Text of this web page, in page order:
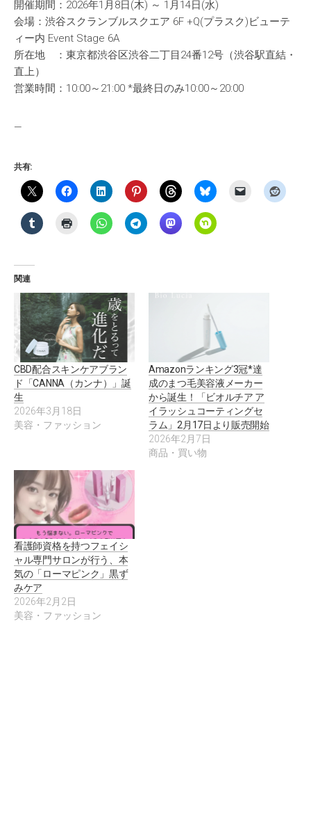
開催期間：2026年1月8日(木) ～ 1月14日(水)
会場：渋谷スクランブルスクエア 6F +Q(プラスク)ビューテ
ィー内 Event Stage 6A
所在地 ：東京都渋谷区渋谷二丁目24番12号（渋谷駅直結・
直上）
営業時間：10:00～21:00 *最終日のみ10:00～20:00
—
共有:
関連
CBD配合スキンケアブラン
ド「CANNA（カンナ）」誕
生
2026年3月18日
美容・ファッション
Amazonランキング3冠*達
成のまつ毛美容液メーカー
から誕生！「ビオルチア ア
イラッシュコーティングセ
ラム」2月17日より販売開始
2026年2月7日
商品・買い物
看護師資格を持つフェイシ
ャル専門サロンが行う、本
気の「ローマピンク」黒ず
みケア
2026年2月2日
美容・ファッション